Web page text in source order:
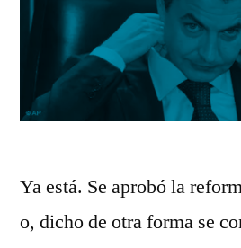
Ya está. Se aprobó la
o, dicho de otra forma se